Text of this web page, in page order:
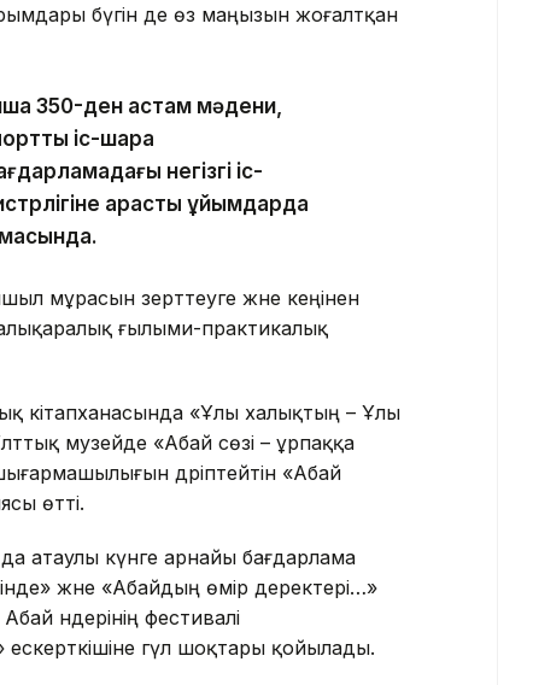
бүгін де өз маңызын жоғалтқан
350-ден астам мәдени,
іс-шара
негізгі іс-
қарасты ұйымдарда
мұрасын зерттеуге және кеңінен
ғылыми-практикалық
кітапханасында «Ұлы халықтың – Ұлы
музейде «Абай сөзі – ұрпаққа
дәріптейтін «Абай
өтті.
атаулы күнге арнайы бағдарлама
және «Абайдың өмір деректері…»
әндерінің фестивалі
гүл шоқтары қойылады.